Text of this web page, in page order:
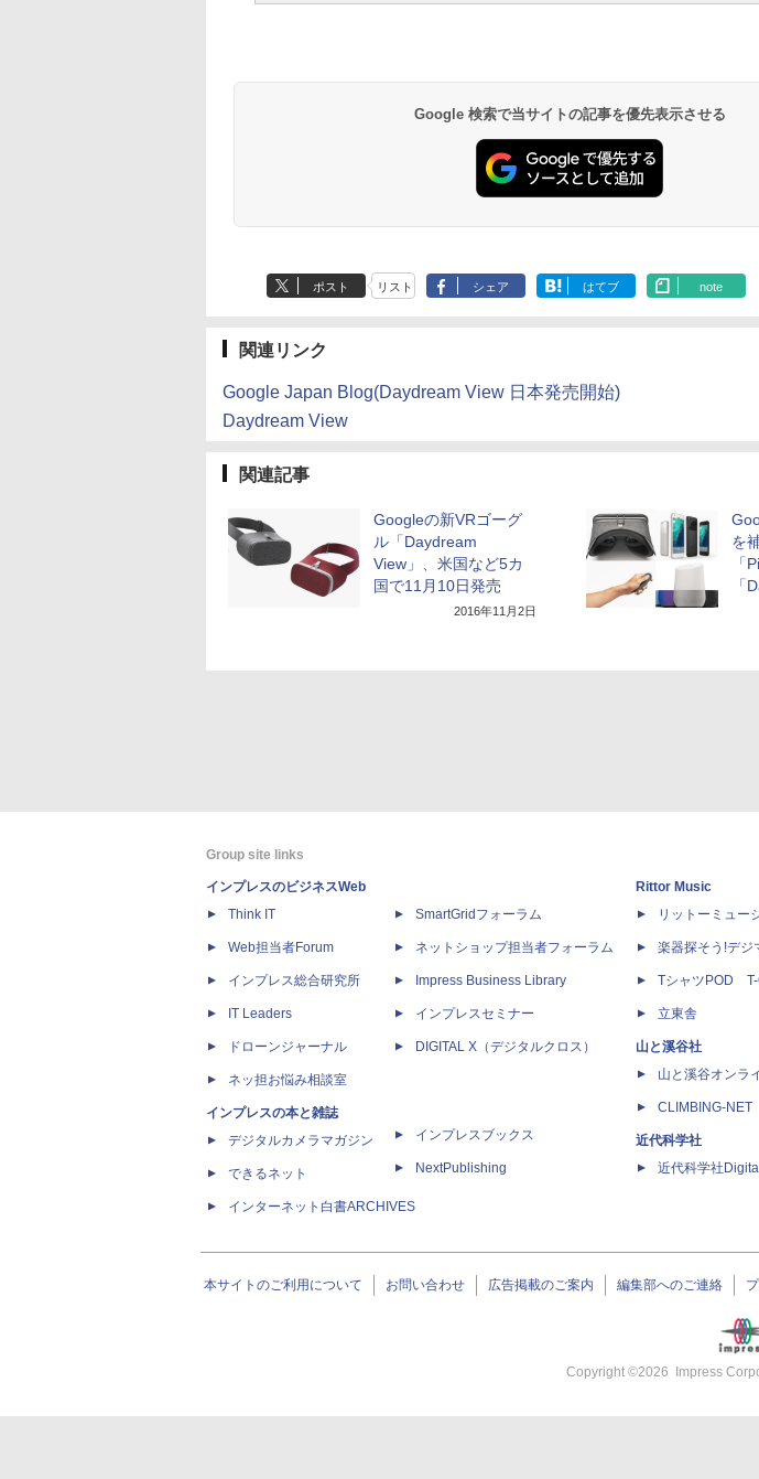
Google 検索で当サイトの記事を優先表示させる
ポスト リスト シェア はてブ note
関連リンク
Google Japan Blog(Daydream View 日本発売開始)
Daydream View
関連記事
Googleの新VRゴーグ
ル「Daydream
View」、米国など5カ
国で11月10日発売
2016年11月2日
を
「
「
Group site links
インプレスのビジネスWeb
Think IT
Web担当者Forum
インプレス総合研究所
IT Leaders
ドローンジャーナル
ネッ担お悩み相談室
インプレスの本と雑誌
デジタルカメラマガジン
できるネット
インターネット白書ARCHIVES
SmartGridフォーラム
ネットショップ担当者フォーラム
Impress Business Library
インプレスセミナー
DIGITAL X（デジタルクロス）
インプレスブックス
NextPublishing
Rittor Music
リットーミュー
楽器探そう!デジ
TシャツPOD T-
立東舎
山と溪谷社
山と溪谷オンラ
CLIMBING-NET
近代科学社
近代科学社Digital
本サイトのご利用について お問い合わせ 広告掲載のご案内 編集部へのご連絡
Copyright ©2026 Impress